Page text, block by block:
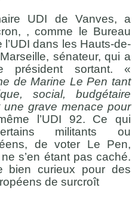
UDI de Vanves, a
, comme le Bureau
dans les Hauts-de-
sénateur, qui a
sortant. «
de Marine Le Pen tant
social, budgétaire
une grave menace pour
l’UDI 92. Ce qui
militants ou
de voter Le Pen,
s’en étant pas caché.
bien curieux pour des
de surcroît